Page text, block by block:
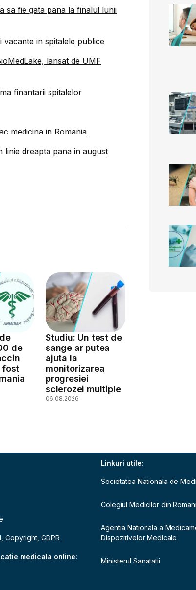
sa fie gata pana la finalul lunii
vacante in spitalele publice
lansat de UMF
finantarii spitalelor
medicina in Romania
linie dreapta pana in august
de
fost
Studiu: Un test de
sange ar putea
ajuta la
monitorizarea
progresiei
sclerozei multiple
06.08.2026
Copyright, GDPR
medicala online:
Linkuri utile:
Societatea Nationala de
Colegiul Medicilor din
Agentia Nationala a
Dispozitivelor Medicale
Ministerul Sanatatii